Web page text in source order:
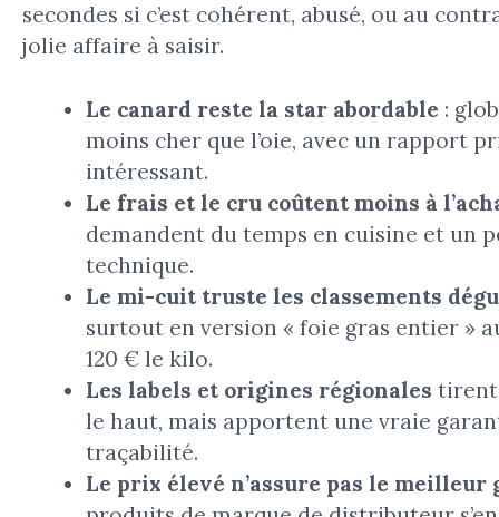
secondes si c’est cohérent, abusé, ou au
jolie affaire à saisir.
Le canard reste la star abordable :
moins cher que l’oie, avec un rapport
intéressant.
Le frais et le cru coûtent moins à
demandent du temps en cuisine et un
technique.
Le mi-cuit truste les classements
surtout en version « foie gras entier »
120 € le kilo.
Les labels et origines régionales tirent
le haut, mais apportent une vraie
traçabilité.
Le prix élevé n’assure pas le meilleur